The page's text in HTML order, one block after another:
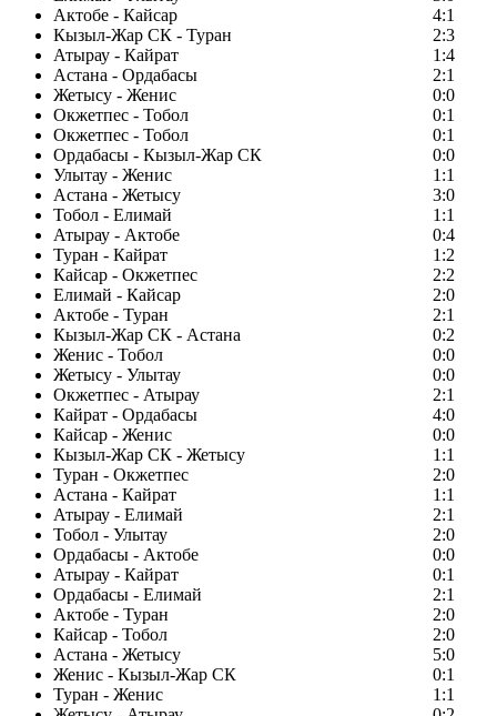
Актобе - Кайсар
4:1
Кызыл-Жар СК - Туран
2:3
Атырау - Кайрат
1:4
Астана - Ордабасы
2:1
Жетысу - Женис
0:0
Окжетпес - Тобол
0:1
Окжетпес - Тобол
0:1
Ордабасы - Кызыл-Жар СК
0:0
Улытау - Женис
1:1
Астана - Жетысу
3:0
Тобол - Елимай
1:1
Атырау - Актобе
0:4
Туран - Кайрат
1:2
Кайсар - Окжетпес
2:2
Елимай - Кайсар
2:0
Актобе - Туран
2:1
Кызыл-Жар СК - Астана
0:2
Женис - Тобол
0:0
Жетысу - Улытау
0:0
Окжетпес - Атырау
2:1
Кайрат - Ордабасы
4:0
Кайсар - Женис
0:0
Кызыл-Жар СК - Жетысу
1:1
Туран - Окжетпес
2:0
Астана - Кайрат
1:1
Атырау - Елимай
2:1
Тобол - Улытау
2:0
Ордабасы - Актобе
0:0
Атырау - Кайрат
0:1
Ордабасы - Елимай
2:1
Актобе - Туран
2:0
Кайсар - Тобол
2:0
Астана - Жетысу
5:0
Женис - Кызыл-Жар СК
0:1
Туран - Женис
1:1